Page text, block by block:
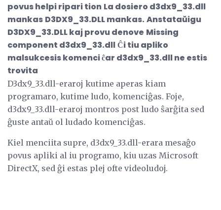
povus helpi ripari tion La dosiero d3dx9_33.dll
mankas D3DX9_33.DLL mankas. Anstataŭigu
D3DX9_33.DLL kaj provu denove Missing
component d3dx9_33.dllĈi tiu apliko
malsukcesis komenci ĉar d3dx9_33.dll ne estis
trovita
D3dx9_33.dll-eraroj kutime aperas kiam
programaro, kutime ludo, komenciĝas. Foje,
d3dx9_33.dll-eraroj montros post ludo ŝarĝita sed
ĝuste antaŭ ol ludado komenciĝas.
Kiel menciita supre, d3dx9_33.dll-erara mesaĝo
povus apliki al iu programo, kiu uzas Microsoft
DirectX, sed ĝi estas plej ofte videoludoj.